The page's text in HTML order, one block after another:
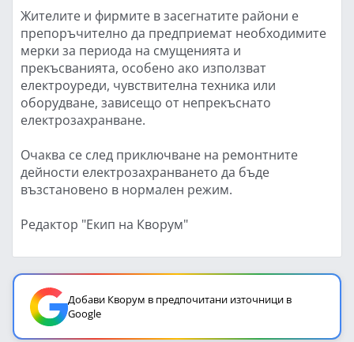
Жителите и фирмите в засегнатите райони е
препоръчително да предприемат необходимите
мерки за периода на смущенията и
прекъсванията, особено ако използват
електроуреди, чувствителна техника или
оборудване, зависещо от непрекъснато
електрозахранване.
Очаква се след приключване на ремонтните
дейности електрозахранването да бъде
възстановено в нормален режим.
Редактор "Екип на Кворум"
Добави Кворум в предпочитани източници в
Google